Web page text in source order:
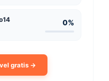
0%
gratis →